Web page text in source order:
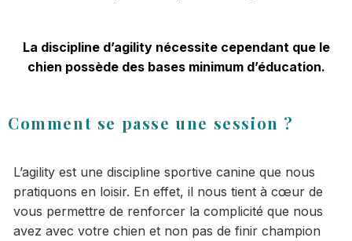
La discipline d’agility nécessite cependant que le
chien possède des bases minimum d’éducation.
Comment se passe une session ?
L’agility est une discipline sportive canine que nous
pratiquons en loisir. En effet, il nous tient à cœur de
vous permettre de renforcer la complicité que nous
avez avec votre chien et non pas de finir champion